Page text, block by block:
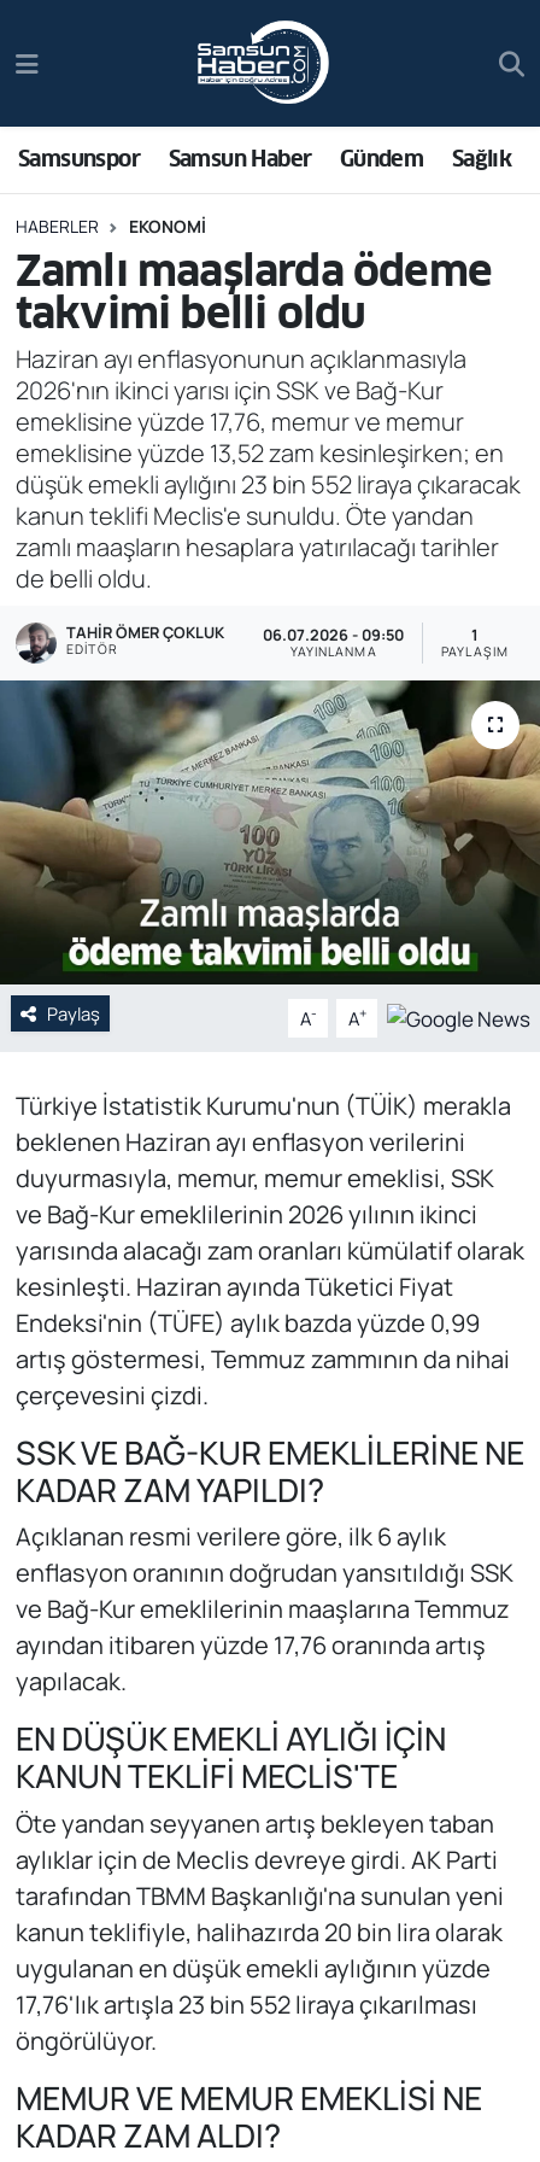
Samsunspor Samsun Haber Gündem Sağlık
HABERLER EKONOMI
Zamlı maaşlarda ödeme
takvimi belli oldu
Haziran ayı enflasyonunun açıklanmasıyla
2026'nın ikinci yarısı için SSK ve Bağ-Kur
emeklisine yüzde 17,76, memur ve memur
emeklisine yüzde 13,52 zam kesinleşirken; en
düşük emekli aylığını 23 bin 552 liraya çıkaracak
kanun teklifi Meclis'e sunuldu. Öte yandan
zamlı maaşların hesaplara yatırılacağı tarihler
de belli oldu.
TAHIR ÖMER ÇOKLUK
EDITÖR
06.07.2026 - 09:50
YAYINLANMA
1
PAYLAŞIM
Paylaş A- A+
Türkiye İstatistik Kurumu'nun (TÜİK) merakla
beklenen Haziran ayı enflasyon verilerini
duyurmasıyla, memur, memur emeklisi, SSK
ve Bağ-Kur emeklilerinin 2026 yılının ikinci
yarısında alacağı zam oranları kümülatif olarak
kesinleşti. Haziran ayında Tüketici Fiyat
Endeksi'nin (TÜFE) aylık bazda yüzde 0,99
artış göstermesi, Temmuz zammının da nihai
çerçevesini çizdi.
SSK VE BAĞ-KUR EMEKLİLERİNE NE
KADAR ZAM YAPILDI?
Açıklanan resmi verilere göre, ilk 6 aylık
enflasyon oranının doğrudan yansıtıldığı SSK
ve Bağ-Kur emeklilerinin maaşlarına Temmuz
ayından itibaren yüzde 17,76 oranında artış
yapılacak.
EN DÜŞÜK EMEKLİ AYLIĞI İÇİN
KANUN TEKLİFİ MECLİS'TE
Öte yandan seyyanen artış bekleyen taban
aylıklar için de Meclis devreye girdi. AK Parti
tarafından TBMM Başkanlığı'na sunulan yeni
kanun teklifiyle, halihazırda 20 bin lira olarak
uygulanan en düşük emekli aylığının yüzde
17,76'lık artışla 23 bin 552 liraya çıkarılması
öngörülüyor.
MEMUR VE MEMUR EMEKLİSİ NE
KADAR ZAM ALDI?
Samsun Haber
Sağlık
Asayiş
Bilim ve Teknoloji
Bölge
Dünya
Ekonomi
Genel
Gündem
Özel Haber
POLİTİKA
Siyaset
Spor
Web Tv
Yerel
Trafik Durumu
Süper Lig Puan Durumu ve Fikstür
Tüm Manşetler
Son Dakika Haberleri
Haber Arşivi